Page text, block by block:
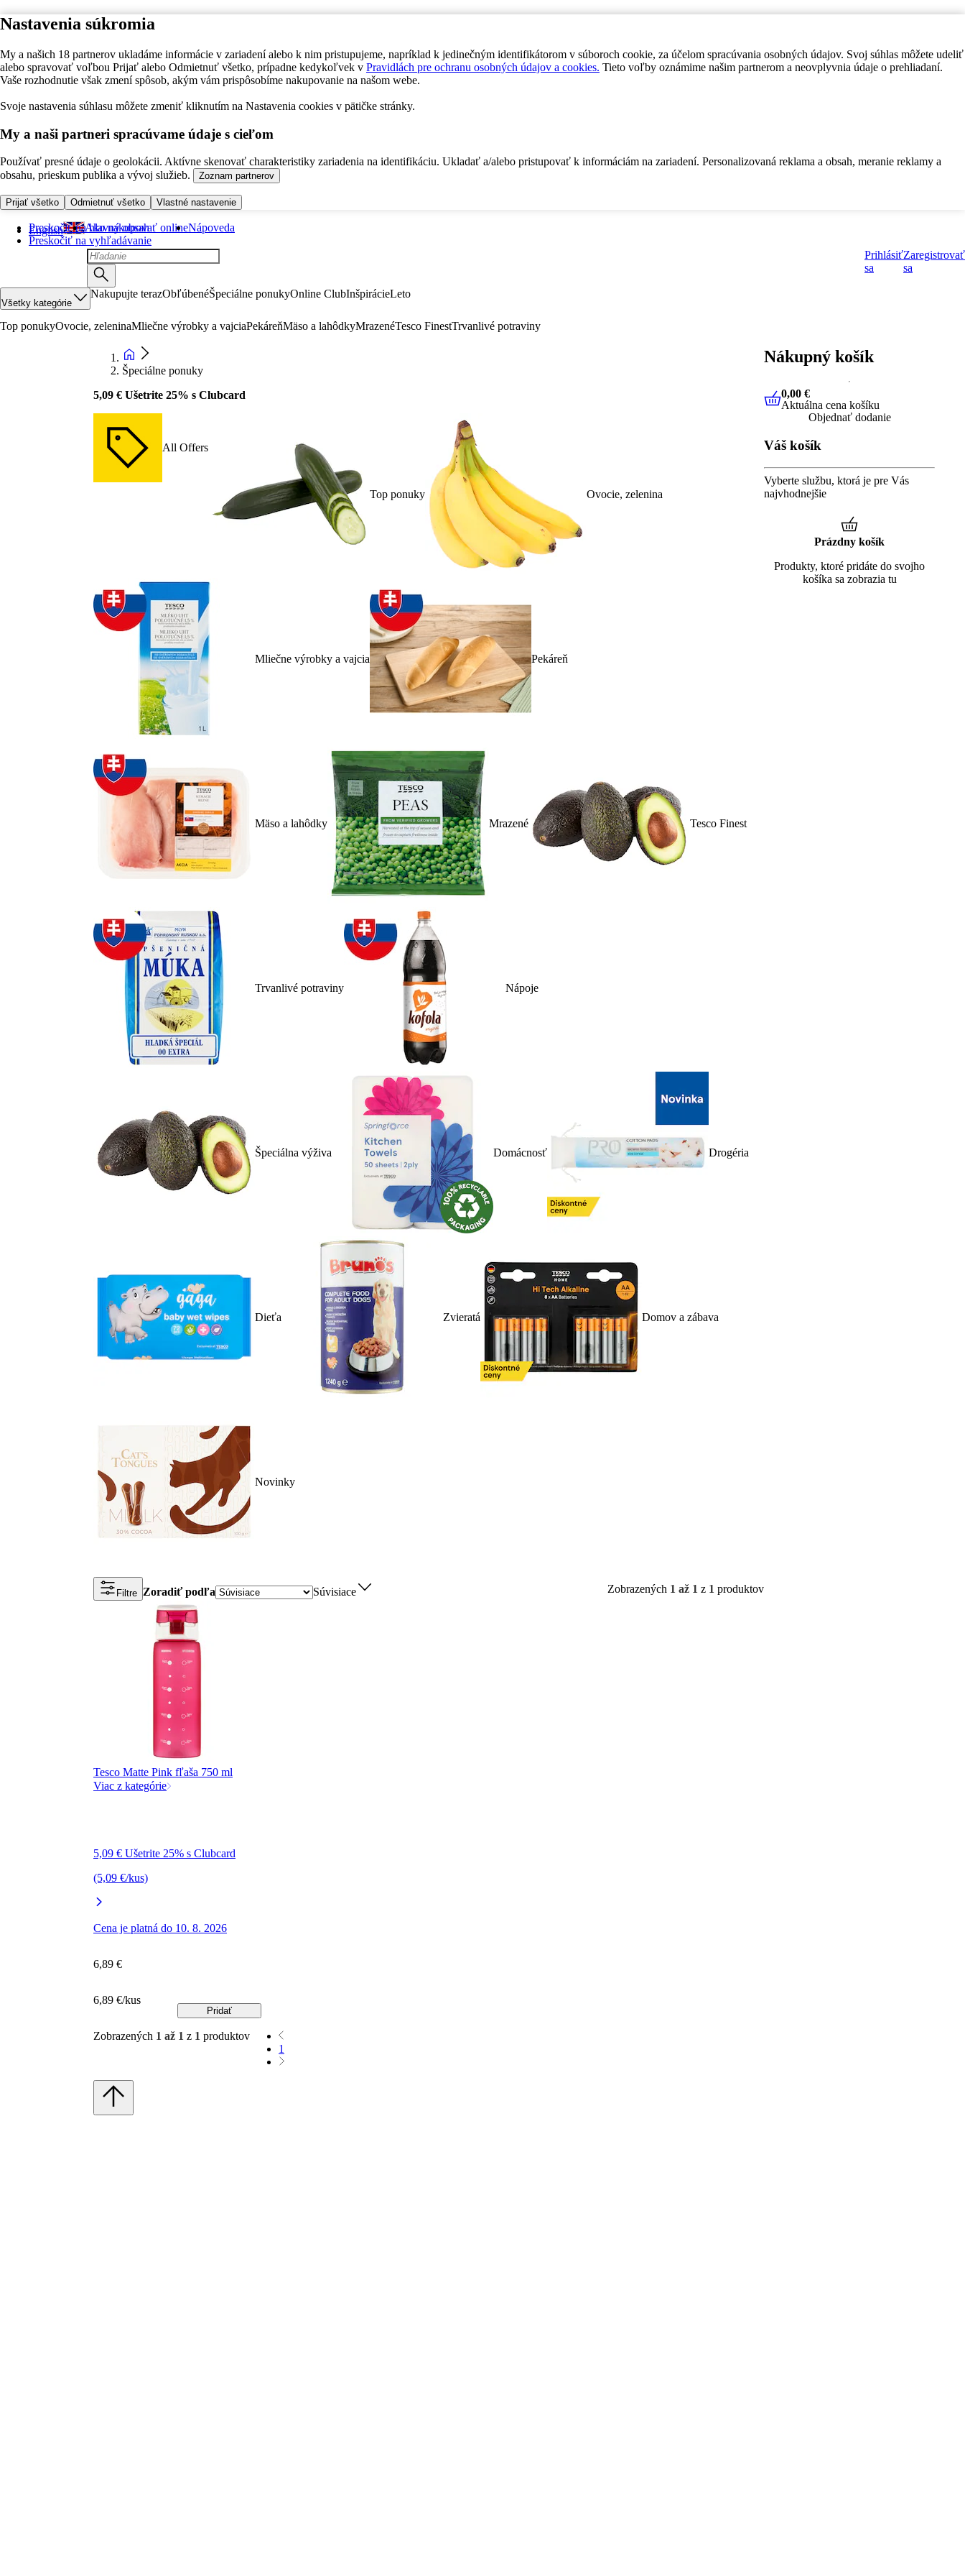
Nastavenia súkromia
My a našich 18 partnerov ukladáme informácie v zariadení alebo k nim pristupujeme, napríklad k jedinečným identifikátorom v súboroch cookie, za účelom spracúvania osobných údajov. Svoj súhlas môžete udeliť
alebo spravovať voľbou Prijať alebo Odmietnuť všetko, prípadne kedykoľvek v Pravidlách pre ochranu osobných údajov a cookies. Tieto voľby oznámime našim partnerom a neovplyvnia údaje o prehliadaní.
Vaše rozhodnutie však zmení spôsob, akým vám prispôsobíme nakupovanie na našom webe.
Svoje nastavenia súhlasu môžete zmeniť kliknutím na Nastavenia cookies v pätičke stránky.
My a naši partneri spracúvame údaje s cieľom
Používať presné údaje o geolokácii. Aktívne skenovať charakteristiky zariadenia na identifikáciu. Ukladať a/alebo pristupovať k informáciám na zariadení. Personalizovaná reklama a obsah, meranie reklamy a
obsahu, prieskum publika a vývoj služieb.
Zoznam partnerov
Prijať všetko Odmietnuť všetko Vlastné nastavenie
Preskočiť na hlavný obsah
Preskočiť na vyhľadávanie
English Ako nakupovať onlineNápoveda
Prihlásiť
sa
Zaregistrovať
sa
Všetky kategórie
Nakupujte terazObľúbenéŠpeciálne ponukyOnline ClubInšpirácieLeto
Top ponukyOvocie, zeleninaMliečne výrobky a vajciaPekáreňMäso a lahôdkyMrazenéTesco FinestTrvanlivé potraviny
Špeciálne ponuky
5,09 € Ušetrite 25% s Clubcard
All Offers
Top ponuky Ovocie, zelenina
Mliečne výrobky a vajcia Pekáreň
Mäso a lahôdky Mrazené Tesco Finest
Trvanlivé potraviny Nápoje
Špeciálna výživa Domácnosť Drogéria
Dieťa Zvieratá Domov a zábava
Novinky
Filtre Zoradiť podľa Súvisiace Zobrazených 1 až 1 z 1 produktov
Tesco Matte Pink fľaša 750 ml
Viac z kategórie
5,09 € Ušetrite 25% s Clubcard
(5,09 €/kus)
Cena je platná do 10. 8. 2026
6,89 €
6,89 €/kus
Pridať
Zobrazených 1 až 1 z 1 produktov
1
Nákupný košík
0,00 €Aktuálna cena košíku
0,00 €
Aktuálna cena košíku
Objednať dodanie
Váš košík
Vyberte službu, ktorá je pre Vás
najvhodnejšie
Prázdny košík
Produkty, ktoré pridáte do svojho
košíka sa zobrazia tu